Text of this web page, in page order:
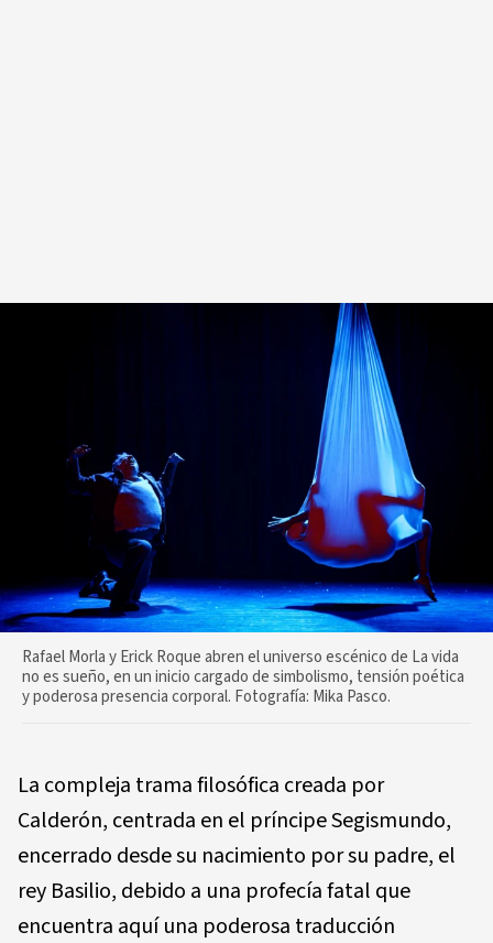
Rafael Morla y Erick Roque abren el universo escénico de La vida
no es sueño, en un inicio cargado de simbolismo, tensión poética
y poderosa presencia corporal. Fotografía: Mika Pasco.
La compleja trama filosófica creada por
Calderón, centrada en el príncipe Segismundo,
encerrado desde su nacimiento por su padre, el
rey Basilio, debido a una profecía fatal que
encuentra aquí una poderosa traducción